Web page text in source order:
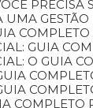
PRECISA
UMA
GUIA
O GUIA
COMPLETO